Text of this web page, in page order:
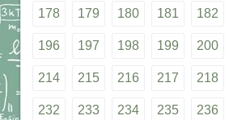
178 179 180 181 182
196 197 198 199 200
214 215 216 217 218
232 233 234 235 236